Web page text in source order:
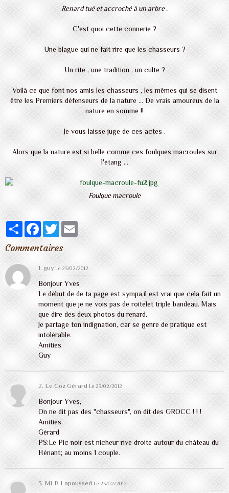
Renard tué et accroché à un arbre .
C'est quoi cette connerie ?
Une blague qui ne fait rire que les chasseurs ?
Un rite , une tradition , un culte ?
Voilà ce que font nos amis les chasseurs , les mêmes qui se disent
être les Premiers défenseurs de la nature ... De vrais amoureux de la
nature en somme !!
Je vous laisse juge de ces actes .
Alors que la nature est si belle comme ces foulques macroules sur
l'étang ...
Foulque macroule
PartagerFacebook
TwitterEmail
Commentaires
1.guy Le 23/02/2012
Bonjour Yves
Le début de de ta page est sympa,il est vrai que cela fait un
moment que je ne vois pas de roitelet triple bandeau. Mais
que dire des deux photos du renard.
Je partage ton indignation, car se genre de pratique est
intolérable.
Amitiés
Guy
2. Le Coz GérardLe 23/02/2012
Bonjour Yves,
On ne dit pas des "chasseurs", on dit des GROCC ! ! !
Amitiés,
Gérard
PS:Le Pic noir est nicheur rive droite autour du château du
Hénant; au moins 1 couple.
3. MLB LapoussedLe 23/02/2012